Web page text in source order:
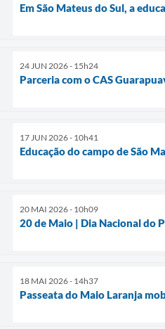
Em São Mateus do Sul, a
24 JUN 2026 - 15h24
Parceria com o CAS
17 JUN 2026 - 10h41
Educação do campo de São
20 MAI 2026 - 10h09
20 de Maio | Dia Nacional do
18 MAI 2026 - 14h37
Passeata do Maio Laranja